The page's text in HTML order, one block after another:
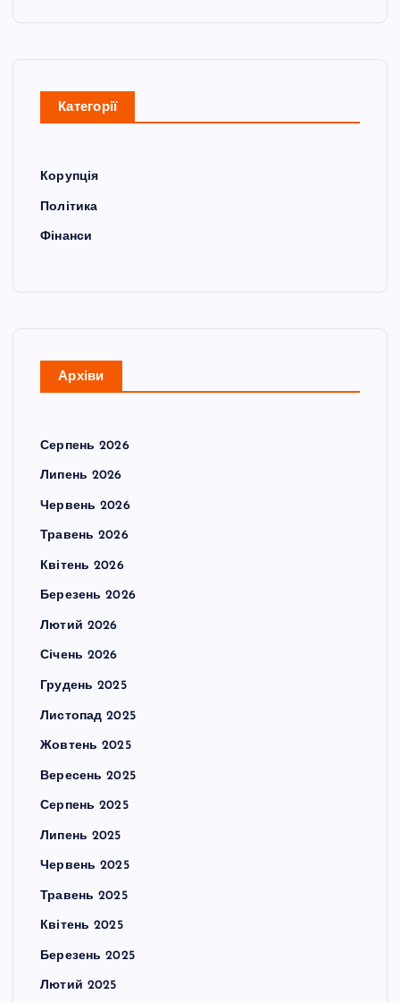
Категорії
Корупція
Політика
Фінанси
Архіви
Серпень 2026
Липень 2026
Червень 2026
Травень 2026
Квітень 2026
Березень 2026
Лютий 2026
Січень 2026
Грудень 2025
Листопад 2025
Жовтень 2025
Вересень 2025
Серпень 2025
Липень 2025
Червень 2025
Травень 2025
Квітень 2025
Березень 2025
Лютий 2025